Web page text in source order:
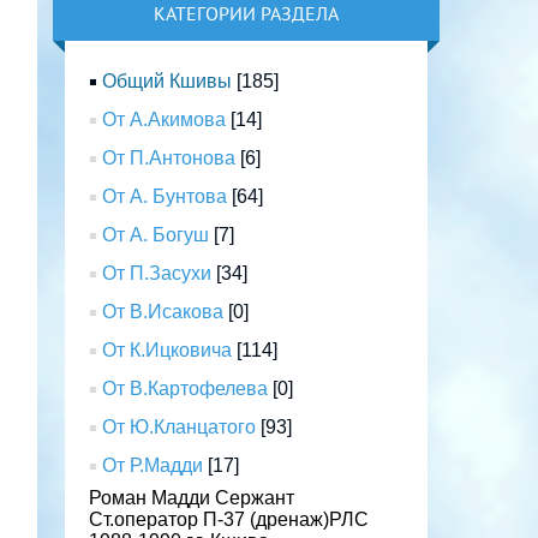
КАТЕГОРИИ РАЗДЕЛА
Общий Кшивы [185]
От А.Акимова [14]
От П.Антонова [6]
От А. Бунтова [64]
От А. Богуш [7]
От П.Засухи [34]
От В.Исакова [0]
От К.Ицковича [114]
От В.Картофелева [0]
От Ю.Кланцатого [93]
От Р.Мадди [17]
Роман Мадди Сержант
Ст.оператор П-37 (дренаж)РЛС